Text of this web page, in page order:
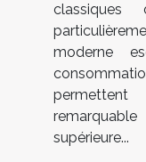
classiques
moderne
supérieure...